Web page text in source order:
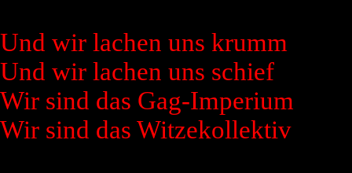
Und wir lachen uns krumm
Und wir lachen uns schief
Wir sind das Gag-Imperium
Wir sind das Witzekollektiv